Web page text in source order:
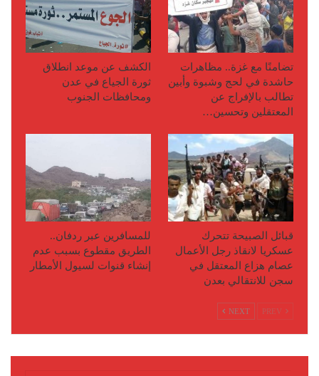
تضامنًا مع غزة.. مظاهرات
حاشدة في لحج وشبوة وأبين
تطالب بالإفراج عن
المعتقلين وتحسين…
الكشف عن موعد انطلاق
ثورة الجياع في عدن
ومحافظات الجنوب
قبائل الصبيحة تتحرك
عسكريا لانقاذ رجل الأعمال
عصام هزاع المعتقل في
سجن للانتقالي بعدن
للمسافرين عبر ردفان..
الطريق مقطوع بسبب عدم
إنشاء قنوات لسيول الأمطار
NEXT